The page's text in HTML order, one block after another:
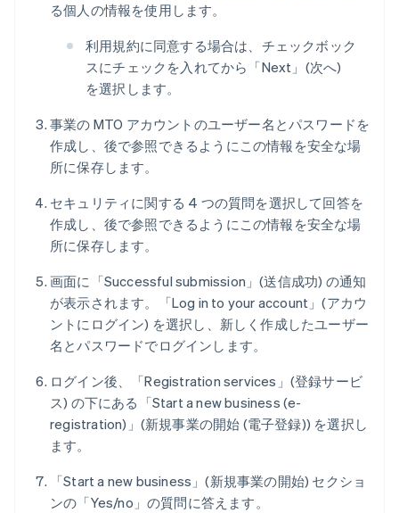
る個人の情報を使用します。
利用規約に同意する場合は、チェックボック
スにチェックを入れてから「Next」(次へ)
を選択します。
事業の MTO アカウントのユーザー名とパスワードを
作成し、後で参照できるようにこの情報を安全な場
所に保存します。
セキュリティに関する 4 つの質問を選択して回答を
作成し、後で参照できるようにこの情報を安全な場
所に保存します。
画面に「Successful submission」(送信成功) の通知
が表示されます。「Log in to your account」(アカウ
ントにログイン) を選択し、新しく作成したユーザー
名とパスワードでログインします。
ログイン後、「Registration services」(登録サービ
ス) の下にある「Start a new business (e-
registration)」(新規事業の開始 (電子登録)) を選択し
ます。
「Start a new business」(新規事業の開始) セクショ
ンの「Yes/no」の質問に答えます。